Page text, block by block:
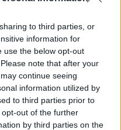
to third parties, or
information for
use the below opt-out
note that after your
continue seeing
information utilized by
to third parties prior to
out of the further
by third parties on the